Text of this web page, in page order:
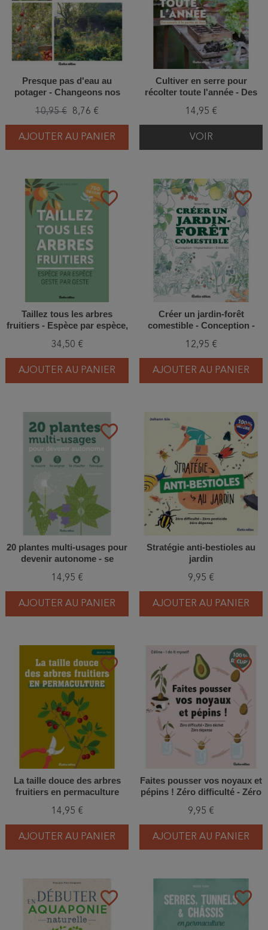
Presque pas d'eau au
potager - Changeons nos
plus de sobriété
10,95 € 8,76 €
AJOUTER AU PANIER
Cultiver en serre pour
récolter toute l'année - Des
14,95 €
VOIR
favorite_border
Taillez tous les arbres
fruitiers - Espèce par espèce,
34,50 €
AJOUTER AU PANIER
favorite_border
Créer un jardin-forêt
comestible - Conception -
12,95 €
AJOUTER AU PANIER
favorite_border
20 plantes multi-usages pour
devenir autonome - se
chauffer, fabriquer
14,95 €
AJOUTER AU PANIER
favorite_border
Stratégie anti-bestioles au
jardin
9,95 €
AJOUTER AU PANIER
favorite_border
La taille douce des arbres
fruitiers en permaculture
14,95 €
AJOUTER AU PANIER
favorite_border
Faites pousser vos noyaux et
pépins ! Zéro difficulté - Zéro
9,95 €
AJOUTER AU PANIER
favorite_border favorite_border